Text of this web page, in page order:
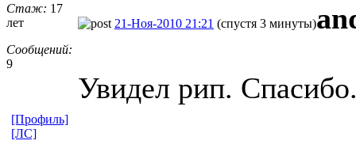
Стаж: 17
лет
Сообщений:
9
21-Ноя-2010 21:21 (спустя 3 минуты)
Увидел рип.
[Профиль]
[ЛС]